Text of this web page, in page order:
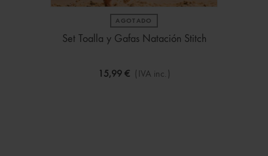
AGOTADO
Set Toalla y Gafas Natación Stitch
15,99 € (IVA inc.)